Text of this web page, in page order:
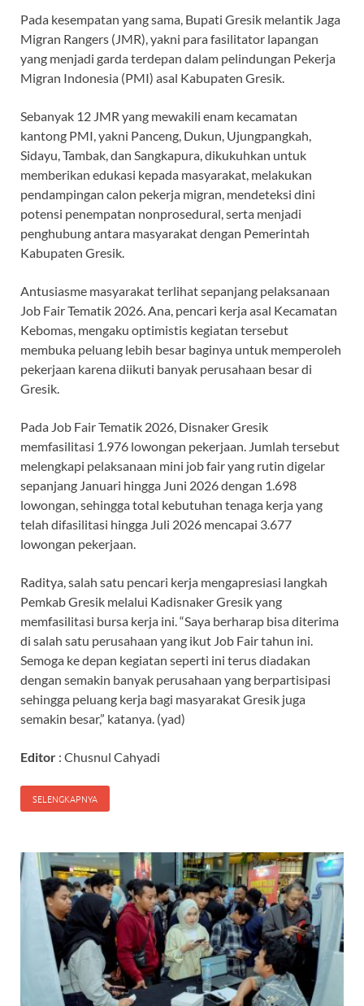
Pada kesempatan yang sama, Bupati Gresik melantik Jaga
Migran Rangers (JMR), yakni para fasilitator lapangan
yang menjadi garda terdepan dalam pelindungan Pekerja
Migran Indonesia (PMI) asal Kabupaten Gresik.
Sebanyak 12 JMR yang mewakili enam kecamatan
kantong PMI, yakni Panceng, Dukun, Ujungpangkah,
Sidayu, Tambak, dan Sangkapura, dikukuhkan untuk
memberikan edukasi kepada masyarakat, melakukan
pendampingan calon pekerja migran, mendeteksi dini
potensi penempatan nonprosedural, serta menjadi
penghubung antara masyarakat dengan Pemerintah
Kabupaten Gresik.
Antusiasme masyarakat terlihat sepanjang pelaksanaan
Job Fair Tematik 2026. Ana, pencari kerja asal Kecamatan
Kebomas, mengaku optimistis kegiatan tersebut
membuka peluang lebih besar baginya untuk memperoleh
pekerjaan karena diikuti banyak perusahaan besar di
Gresik.
Pada Job Fair Tematik 2026, Disnaker Gresik
memfasilitasi 1.976 lowongan pekerjaan. Jumlah tersebut
melengkapi pelaksanaan mini job fair yang rutin digelar
sepanjang Januari hingga Juni 2026 dengan 1.698
lowongan, sehingga total kebutuhan tenaga kerja yang
telah difasilitasi hingga Juli 2026 mencapai 3.677
lowongan pekerjaan.
Raditya, salah satu pencari kerja mengapresiasi langkah
Pemkab Gresik melalui Kadisnaker Gresik yang
memfasilitasi bursa kerja ini. “Saya berharap bisa diterima
di salah satu perusahaan yang ikut Job Fair tahun ini.
Semoga ke depan kegiatan seperti ini terus diadakan
dengan semakin banyak perusahaan yang berpartisipasi
sehingga peluang kerja bagi masyarakat Gresik juga
semakin besar,” katanya. (yad)
Editor : Chusnul Cahyadi
SELENGKAPNYA